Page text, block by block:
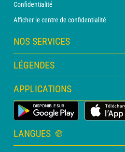
Confidentialité
Afficher le centre de confidentialité
NOS SERVICES
Abonnement METEO Xpert
Abonnement METEO PRO
Consultation avec un prévisionniste
Bulletin PRO
LÉGENDES
Légende des cartes
Légende des pictogrammes
Glossaire
APPLICATIONS
Application Météo Terrestre
LANGUES